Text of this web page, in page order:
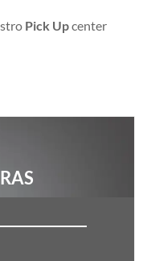
Pick Upcenter